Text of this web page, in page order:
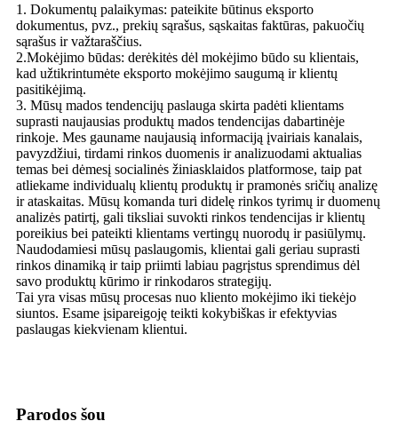
1. Dokumentų palaikymas: pateikite būtinus eksporto
dokumentus, pvz., prekių sąrašus, sąskaitas faktūras, pakuočių
sąrašus ir važtaraščius.
2.Mokėjimo būdas: derėkitės dėl mokėjimo būdo su klientais,
kad užtikrintumėte eksporto mokėjimo saugumą ir klientų
pasitikėjimą.
3. Mūsų mados tendencijų paslauga skirta padėti klientams
suprasti naujausias produktų mados tendencijas dabartinėje
rinkoje. Mes gauname naujausią informaciją įvairiais kanalais,
pavyzdžiui, tirdami rinkos duomenis ir analizuodami aktualias
temas bei dėmesį socialinės žiniasklaidos platformose, taip pat
atliekame individualų klientų produktų ir pramonės sričių analizę
ir ataskaitas. Mūsų komanda turi didelę rinkos tyrimų ir duomenų
analizės patirtį, gali tiksliai suvokti rinkos tendencijas ir klientų
poreikius bei pateikti klientams vertingų nuorodų ir pasiūlymų.
Naudodamiesi mūsų paslaugomis, klientai gali geriau suprasti
rinkos dinamiką ir taip priimti labiau pagrįstus sprendimus dėl
savo produktų kūrimo ir rinkodaros strategijų.
Tai yra visas mūsų procesas nuo kliento mokėjimo iki tiekėjo
siuntos. Esame įsipareigoję teikti kokybiškas ir efektyvias
paslaugas kiekvienam klientui.
Parodos šou